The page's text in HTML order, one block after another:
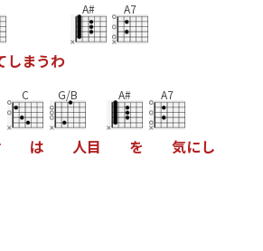
しまうわ
A# A7
C
は
G/B
人目
A#
を
A7
気にし